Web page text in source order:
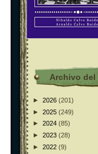
Archivo del
► 2026 (201)
► 2025 (249)
► 2024 (85)
► 2023 (28)
► 2022 (9)